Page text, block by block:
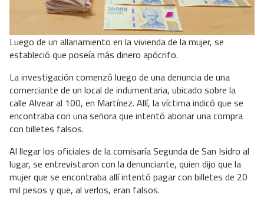
Luego de un allanamiento en la vivienda de la mujer, se
estableció que poseía más dinero apócrifo.
La investigación comenzó luego de una denuncia de una
comerciante de un local de indumentaria, ubicado sobre la
calle Alvear al 100, en Martínez. Allí, la víctima indicó que se
encontraba con una señora que intentó abonar una compra
con billetes falsos.
Al llegar los oficiales de la comisaría Segunda de San Isidro al
lugar, se entrevistaron con la denunciante, quien dijo que la
mujer que se encontraba allí intentó pagar con billetes de 20
mil pesos y que, al verlos, eran falsos.